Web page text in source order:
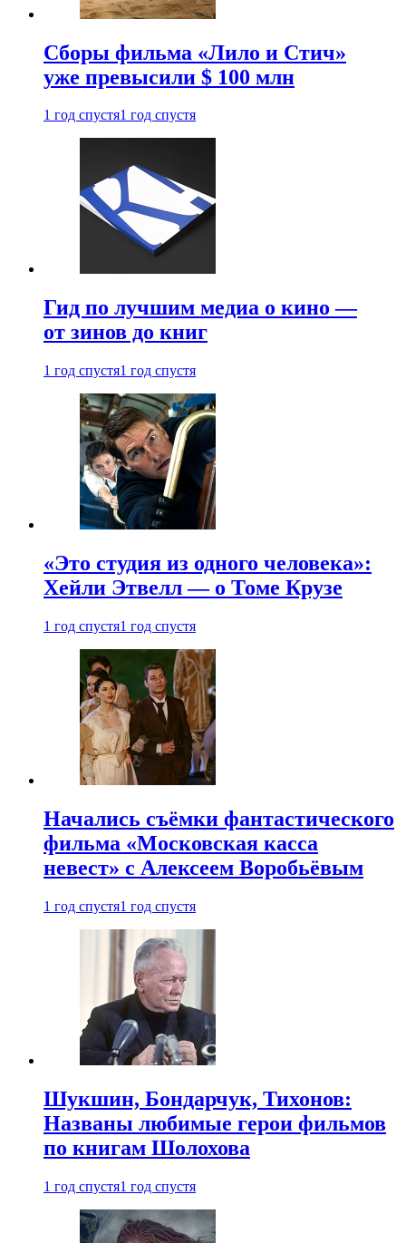
Сборы фильма «Лило и Стич»
уже превысили $ 100 млн
1 год спустя1 год спустя
Гид по лучшим медиа о кино —
от зинов до книг
1 год спустя1 год спустя
«Это студия из одного человека»:
Хейли Этвелл — о Томе Крузе
1 год спустя1 год спустя
Начались съёмки фантастического
фильма «Московская касса
невест» с Алексеем Воробьёвым
1 год спустя1 год спустя
Шукшин, Бондарчук, Тихонов:
Названы любимые герои фильмов
по книгам Шолохова
1 год спустя1 год спустя